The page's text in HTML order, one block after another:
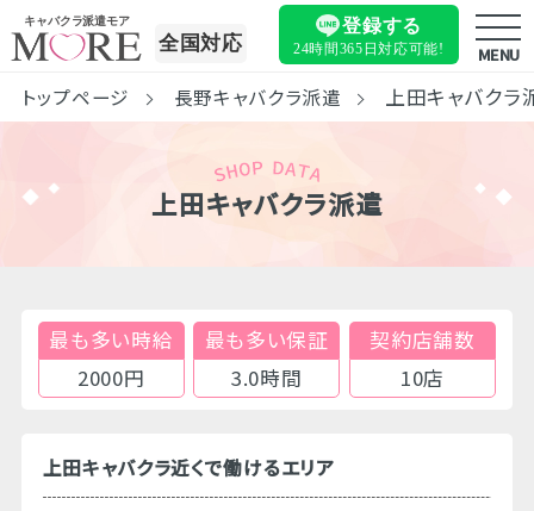
キャバクラ派遣モア
全国対応
登録する
24時間365日対応可能! MENU
トップページ 長野キャバクラ派遣 上田キャバクラ
上田キャバクラ派遣
最も多い時給
2000円
最も多い保証
3.0時間
契約店舗数
10店
上田キャバクラ近くで働けるエリア